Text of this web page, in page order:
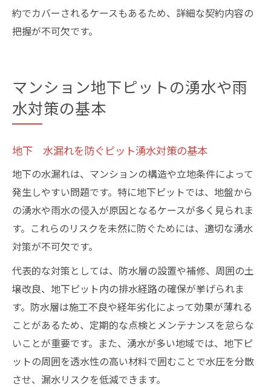
約でカバーされるケースもあるため、詳細な契約内容の
把握が不可欠です。
マンション地下ピットの湧水や雨
水対策の基本
地下 水漏れを防ぐピット湧水対策の基本
地下の水漏れは、マンションの構造や立地条件によって
発生しやすい問題です。特に地下ピットでは、地盤から
の湧水や雨水の侵入が原因となるケースが多く見られま
す。これらのリスクを未然に防ぐためには、適切な湧水
対策が不可欠です。
代表的な対策としては、防水層の設置や補修、周囲の土
壌改良、地下ピット内の排水経路の確保が挙げられま
す。防水層は施工不良や経年劣化によって効果が薄れる
ことがあるため、定期的な点検とメンテナンスを怠らな
いことが重要です。また、湧水が多い地域では、地下ピ
ットの周囲を透水性の高い材料で囲むことで水圧を分散
させ、漏水リスクを低減できます。